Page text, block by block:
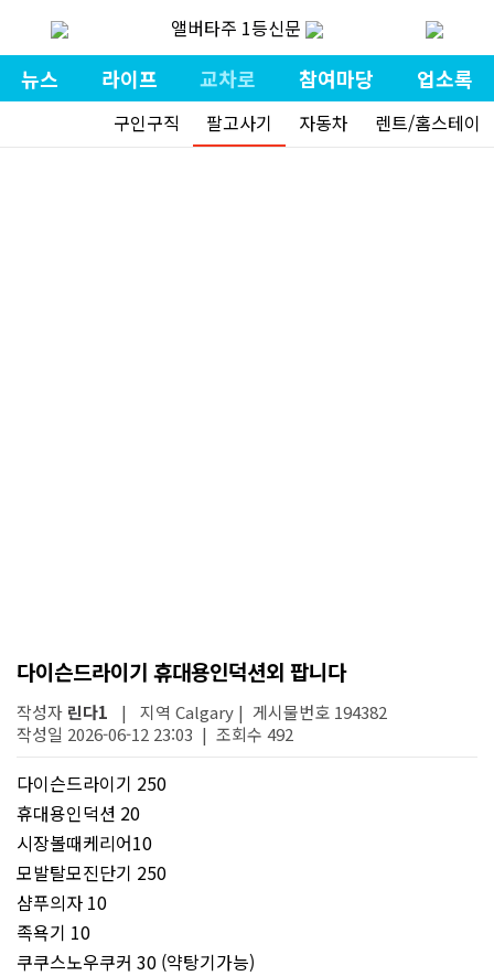
앨버타주 1등신문
뉴스 라이프 교차로 참여마당 업소록
구인구직 팔고사기 자동차 렌트/홈스테이
다이슨드라이기 휴대용인덕션외 팝니다
작성자 린다1 | 지역 Calgary | 게시물번호 194382
작성일 2026-06-12 23:03 | 조회수 492
다이슨드라이기 250
휴대용인덕션 20
시장볼때케리어10
모발탈모진단기 250
샴푸의자 10
족욕기 10
쿠쿠스노우쿠커 30 (약탕기가능)